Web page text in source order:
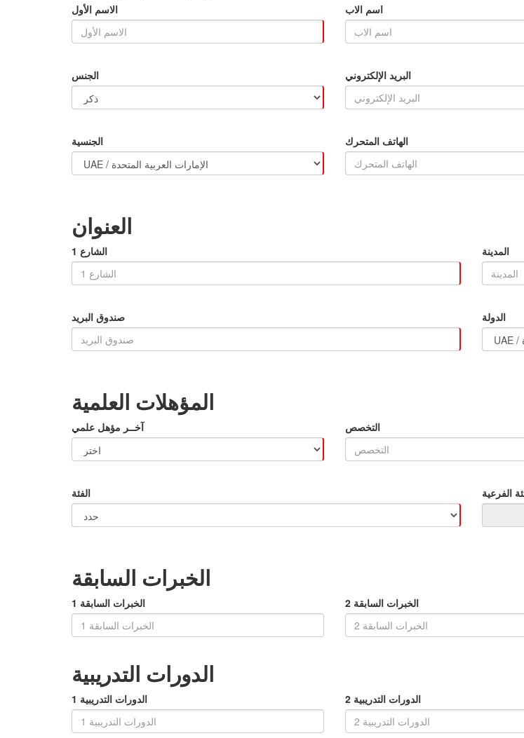
الاسم الأول اسم الاب
الجنس البريد الإلكتروني
الجنسية الهاتف المتحرك
العنوان
الشارع 1 المدينة
صندوق البريد الدولة
المؤهلات العلمية
آخــر مؤهل علمي التخصص
الفئة الفرعية
الخبرات السابقة
الخبرات السابقة 1 الخبرات السابقة 2
الدورات التدريبية
الدورات التدريبية 1 الدورات التدريبية 2